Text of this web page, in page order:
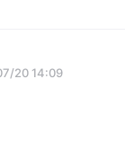
20 14:09